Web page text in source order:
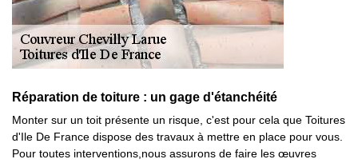
Réparation de toiture : un gage d'étanchéité
Monter sur un toit présente un risque, c'est pour cela que Toitures
d'Ile De France dispose des travaux à mettre en place pour vous.
Pour toutes interventions,nous assurons de faire les œuvres